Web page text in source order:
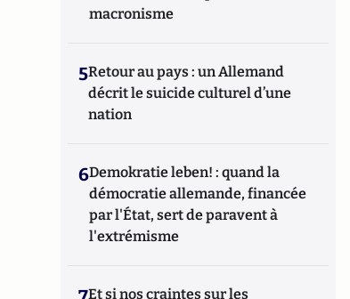
macronisme
5Retour au pays : un Allemand
décrit le suicide culturel d’une
nation
6Demokratie leben! : quand la
démocratie allemande, financée
par l'État, sert de paravent à
l'extrémisme
Et si nos craintes sur les